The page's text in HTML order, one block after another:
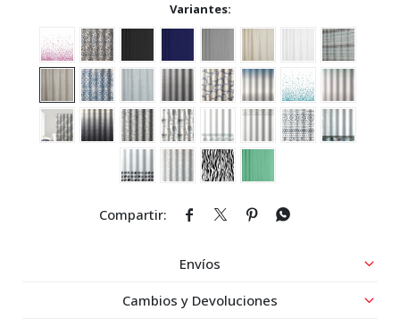
Variantes:
   
Envíos
Cambios y Devoluciones